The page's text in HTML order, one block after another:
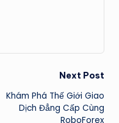
Next Post
Khám Phá Thế Giới Giao
Dịch Đẳng Cấp Cùng
RoboForex